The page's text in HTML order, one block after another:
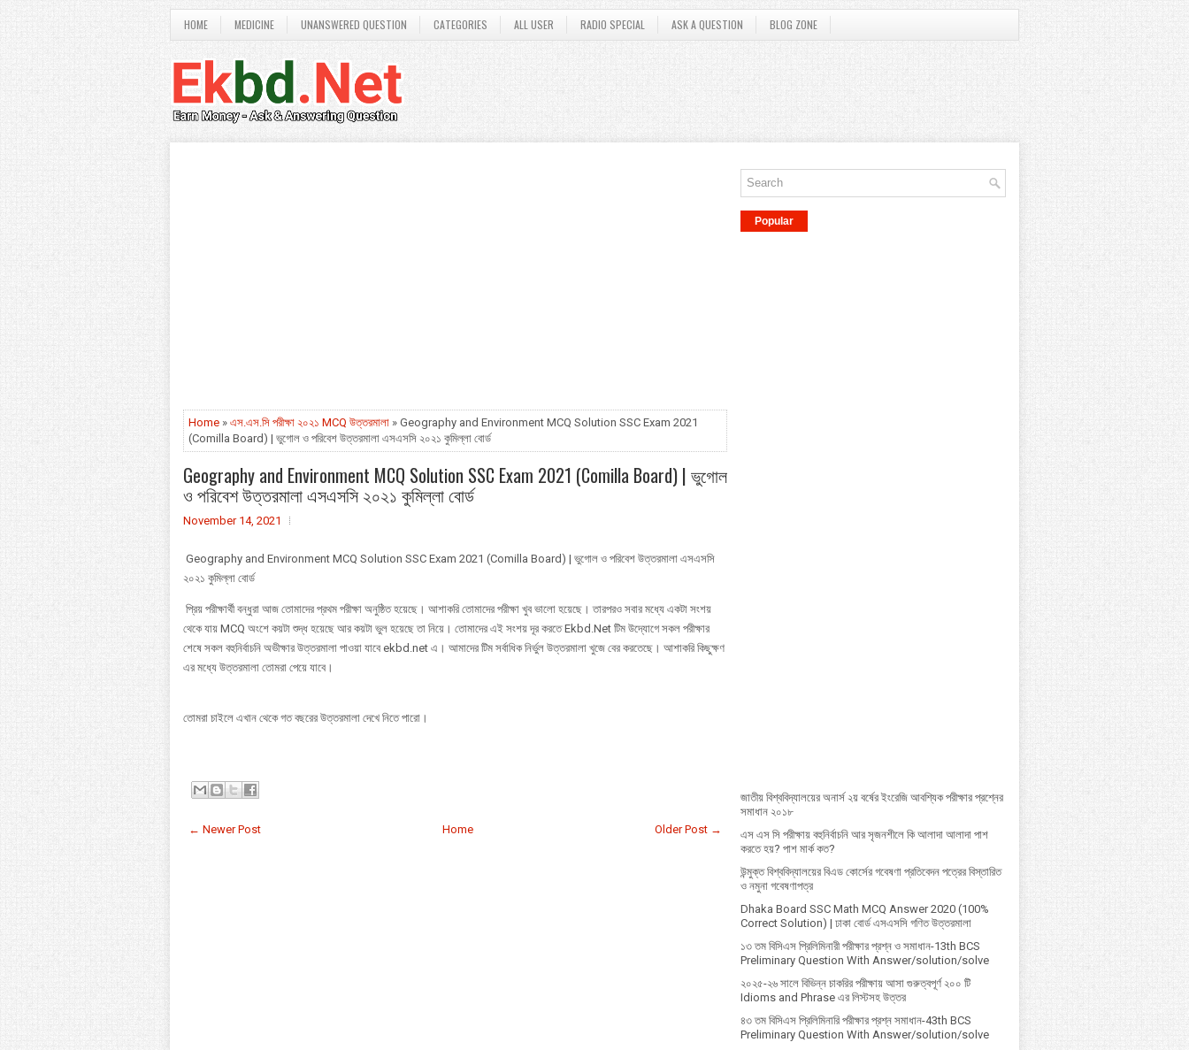
HOME MEDICINE UNANSWERED QUESTION CATEGORIES ALL USER RADIO SPECIAL ASK A QUESTION BLOG ZONE
Home » এস.এস.সি পরীক্ষা ২০২১ MCQ উত্তরমালা » Geography and Environment MCQ Solution SSC Exam 2021
(Comilla Board) | ভুগোল ও পরিবেশ উত্তরমালা এসএসসি ২০২১ কুমিল্লা বোর্ড
Geography and Environment MCQ Solution SSC Exam 2021 (Comilla Board) | ভুগোল
ও পরিবেশ উত্তরমালা এসএসসি ২০২১ কুমিল্লা বোর্ড
November 14, 2021
Geography and Environment MCQ Solution SSC Exam 2021 (Comilla Board) | ভুগোল ও পরিবেশ উত্তরমালা এসএসসি
২০২১ কুমিল্লা বোর্ড
প্রিয় পরীক্ষার্থী বন্ধুরা আজ তোমাদের প্রথম পরীক্ষা অনুষ্ঠিত হয়েছে। আশাকরি তোমাদের পরীক্ষা খুব ভালো হয়েছে। তারপরও সবার মধ্যে একটা সংশয়
থেকে যায় MCQ অংশে কয়টা শুদ্ধ হয়েছে আর কয়টা ভুল হয়েছে তা নিয়ে। তোমাদের এই সংশয় দূর করতে Ekbd.Net টিম উদ্যোগে সকল পরীক্ষার
শেষে সকল বহুনির্বাচনি অভীক্ষার উত্তরমালা পাওয়া যাবে ekbd.net এ। আমাদের টিম সর্বাধিক নির্ভুল উত্তরমালা খুজে বের করতেছে। আশাকরি কিছুক্ষণ
এর মধ্যে উত্তরমালা তোমরা পেয়ে যাবে।
তোমরা চাইলে এখান থেকে গত বছরের উত্তরমালা দেখে নিতে পারো।
← Newer Post Older Post →
Home
Popular
জাতীয় বিশ্ববিদ্যালয়ের অনার্স ২য় বর্ষের ইংরেজি আবশ্যিক পরীক্ষার প্রশ্নের
সমাধান ২০১৮
এস এস সি পরীক্ষায় বহুনির্বাচনি আর সৃজনশীলে কি আলাদা আলাদা পাশ
করতে হয়? পাশ মার্ক কত?
উন্মুক্ত বিশ্ববিদ্যালয়ের বিএড কোর্সের গবেষণা প্রতিবেদন পত্রের বিস্তারিত
ও নমুনা গবেষণাপত্র
Dhaka Board SSC Math MCQ Answer 2020 (100%
Correct Solution) | ঢাকা বোর্ড এসএসসি গণিত উত্তরমালা
১৩ তম বিসিএস প্রি‌লি‌মিনারী পরীক্ষার প্রশ্ন ও সমাধান-13th BCS
Preliminary Question With Answer/solution/solve
২০২৫-২৬ সালে বিভিন্ন চাকরির পরীক্ষায় আসা গুরুত্বপূর্ণ ২০০ টি
Idioms and Phrase এর লিস্টসহ উত্তর
৪৩ তম বিসিএস প্রিলিমিনারি পরীক্ষার প্রশ্ন সমাধান-43th BCS
Preliminary Question With Answer/solution/solve